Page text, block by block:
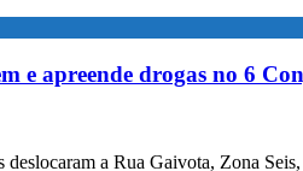
e apreende drogas no 6
a Rua Gaivota, Zona